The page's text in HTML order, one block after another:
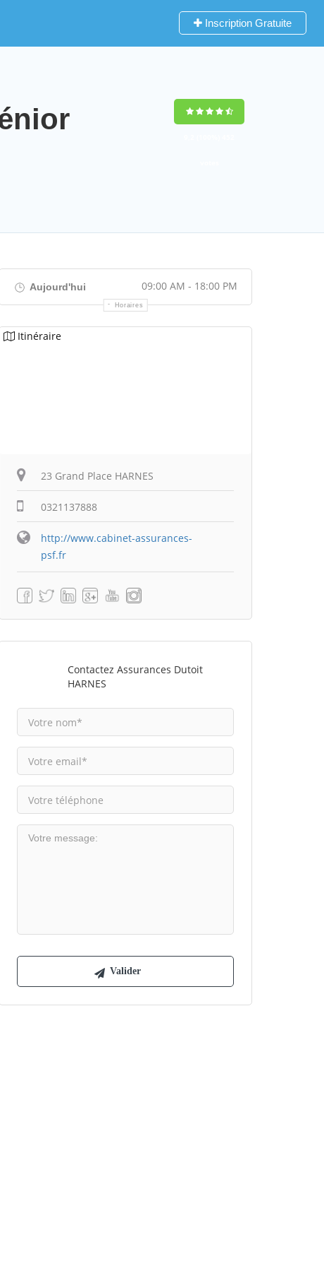
Inscription Gratuite
Aujourd'hui 09:00 AM - 18:00 PM
Horaires
Itinéraire
23 Grand Place HARNES
0321137888
http://www.cabinet-assurances-
psf.fr
Contactez Assurances Dutoit
HARNES